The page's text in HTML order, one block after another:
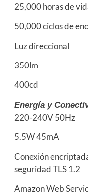
25,000 horas de
50,000 ciclos de
Luz direccional
350lm
400cd
Energía y
220-240V 50Hz
5.5W 45mA
Conexión
seguridad TLS 1.2
Amazon Web